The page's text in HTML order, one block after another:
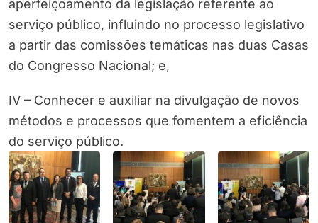
aperfeiçoamento da legislação referente ao
serviço público, influindo no processo legislativo
a partir das comissões temáticas nas duas Casas
do Congresso Nacional; e,
IV – Conhecer e auxiliar na divulgação de novos
métodos e processos que fomentem a eficiência
do serviço público.